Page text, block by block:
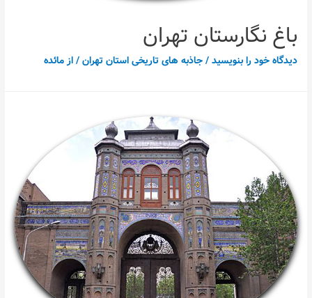
باغ نگارستان تهران
دیدگاه‌ خود را بنویسید/جاذبه های تاریخی استان تهران/ ازمائده